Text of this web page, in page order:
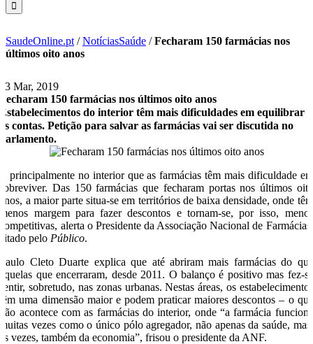
SaudeOnline.pt /NotíciasSaúde /Fecharam 150 farmácias nos
últimos oito anos
13 Mar, 2019
Fecharam 150 farmácias nos últimos oito anos
Estabelecimentos do interior têm mais dificuldades em equilibrar
as contas. Petição para salvar as farmácias vai ser discutida no
parlamento.
É principalmente no interior que as farmácias têm mais dificuldade em
sobreviver. Das 150 farmácias que fecharam portas nos últimos oito
anos, a maior parte situa-se em territórios de baixa densidade, onde têm
menos margem para fazer descontos e tornam-se, por isso, menos
competitivas, alerta o Presidente da Associação Nacional de Farmácias,
citado pelo Público.
Paulo Cleto Duarte explica que até abriram mais farmácias do que
aquelas que encerraram, desde 2011. O balanço é positivo mas fez-se
sentir, sobretudo, nas zonas urbanas. Nestas áreas, os estabelecimentos
têm uma dimensão maior e podem praticar maiores descontos – o que
não acontece com as farmácias do interior, onde “a farmácia funciona
muitas vezes como o único pólo agregador, não apenas da saúde, mas,
às vezes, também da economia”, frisou o presidente da ANF.